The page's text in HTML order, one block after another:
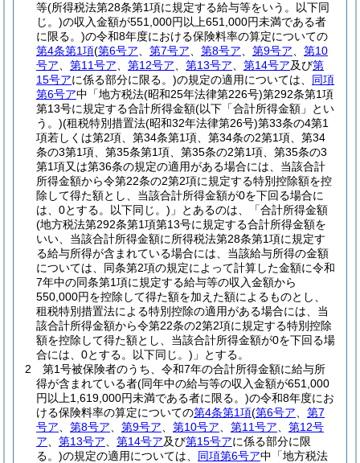
等(所得税法第28条第1項に規定する給与等をいう。以下同
じ。)の収入金額が551,000円以上651,000円未満である者
に限る。)の令和8年度における保険料率の算定についての
第4条第1項(第6号ア 第7号ア 第8号ア 第9号ア
第10
号ア
第11号ア 第12号ア 第13号ア 第14号ア及び第
15号アに係る部分に限る。)の規定の適用については、 同項
第6号ア中「地方税法(昭和25年法律第226号)第292条第1項
第13号に規定する合計所得金額(以下「合計所得金額」とい
う。)(租税特別措置法(昭和32年法律第26号)第33条の4第1
項若しくは第2項、第34条第1項、第34条の2第1項、第34
条の3第1項、第35条第1項、第35条の2第1項、第35条の3
第1項又は第36条の規定の適用がある場合には、当該合計
所得金額から令第22条の2第2項に規定する特別控除額を控
除して得た額とし、当該合計所得金額が0を下回る場合に
は、0とする。以下同じ。) 」とあるのは、「合計所得金額
(地方税法第292条第1項第13号に規定する合計所得金額を
いい、当該合計所得金額に所得税法第28条第1項に規定す
る給与所得が含まれている場合には、当該給与所得の金額
については、同条第2項の規定によって計算した金額に令和
7年中の同条第1項に規定する給与等の収入金額から
550,000円を控除して得た額を加えた額によるものとし、
租税特別措置法による特別控除の適用がある場合には、当
該合計所得金額から令第22条の2第2項に規定する特別控除
額を控除して得た額とし、当該合計所得金額が0を下回る場
合には、0とする。以下同じ。) 」とする。
2
第1号被保険者のうち、令和7年の合計所得金額に給与所
得が含まれている者(同年中の給与等の収入金額が651,000
円以上1,619,000円未満である者に限る。)の令和8年度にお
ける保険料率の算定についての第4条第1項(第6号ア
第7
号ア
第8号ア 第9号ア 第10号ア 第11号ア
第12号
ア
第13号ア 第14号ア及び第15号アに係る部分に限
る。)の規定の適用については、 同項第6号ア中「地方税法